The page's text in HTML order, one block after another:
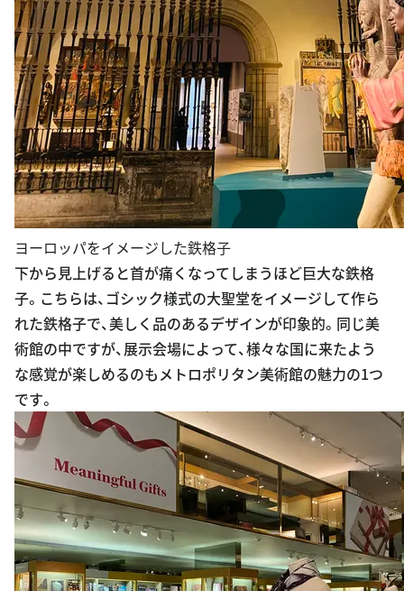
ヨーロッパをイメージした鉄格子
下から見上げると首が痛くなってしまうほど巨大な鉄格
子。こちらは、ゴシック様式の大聖堂をイメージして作ら
れた鉄格子で、美しく品のあるデザインが印象的。同じ美
術館の中ですが、展示会場によって、様々な国に来たよう
な感覚が楽しめるのもメトロポリタン美術館の魅力の1つ
です。